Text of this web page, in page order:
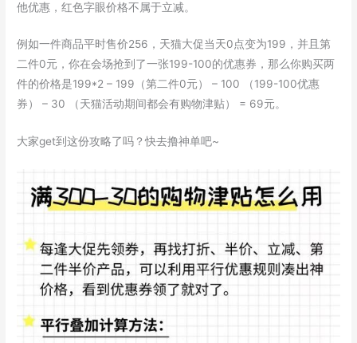
他优惠，红色字眼价格不属于立减。
例如一件商品平时售价256，天猫大促当天0点变为199，并且第
二件0元，你在会场抢到了一张199-100的优惠券，那么你购买两
件的价格是199*2 – 199（第二件0元） – 100 （199-100优惠
券） – 30 （天猫活动期间都会有购物津贴） = 69元。
大家get到这份攻略了吗？快去撸神单吧~